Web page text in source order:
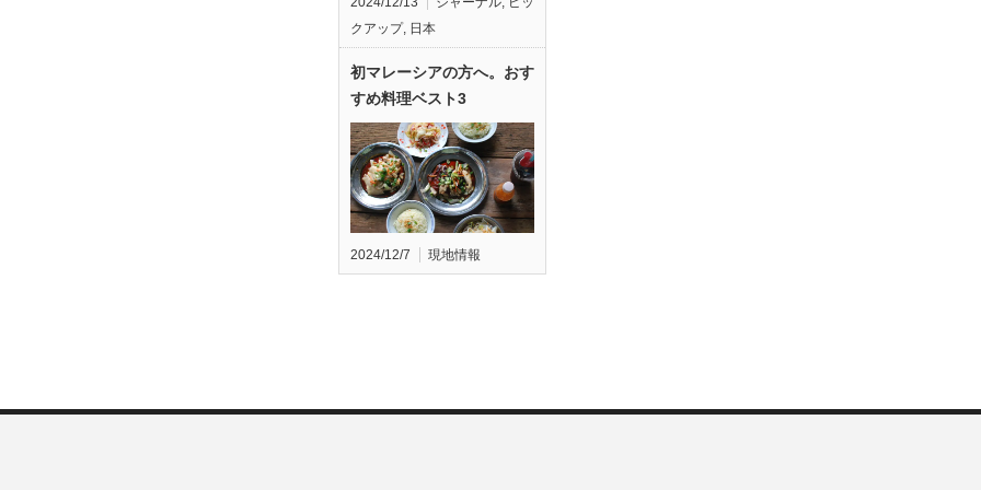
クアップ, 日本
初マレーシアの方へ。おす
すめ料理ベスト3
2024/12/7 現地情報